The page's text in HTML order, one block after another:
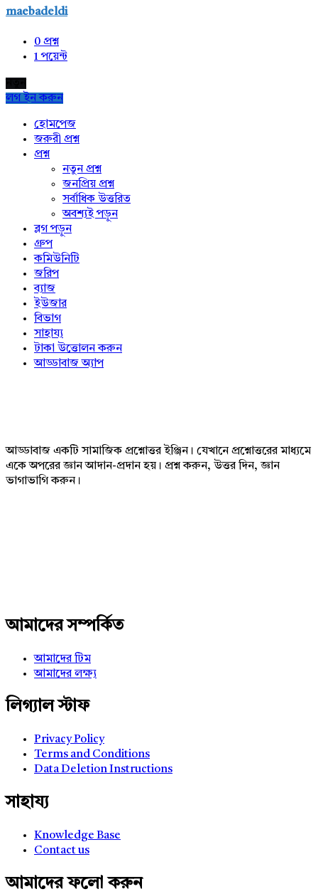
maebadeldi
0 প্রশ্ন
1পয়েন্ট
লগ ইন করুন
Exploreহোমপেজ
জরুরী প্রশ্ন
প্রশ্ন
নতুন প্রশ্ন
জনপ্রিয় প্রশ্ন
সর্বাধিক উত্তরিত
অবশ্যই পড়ুন
ব্লগ পড়ুন
গ্রুপ
কমিউনিটি
জরিপ
ব্যাজ
ইউজার
বিভাগ
সাহায্য
টাকা উত্তোলন করুন
আড্ডাবাজ অ্যাপ
আড্ডাবাজ একটি সামাজিক প্রশ্নোত্তর ইঞ্জিন। যেখানে প্রশ্নোত্তরের মাধ্যমে
একে অপরের জ্ঞান আদান-প্রদান হয়। প্রশ্ন করুন, উত্তর দিন, জ্ঞান
ভাগাভাগি করুন।
আমাদের সম্পর্কিত
আমাদের টিম
আমাদের লক্ষ্য
লিগ্যাল স্টাফ
Privacy Policy
Terms and Conditions
Data Deletion Instructions
সাহায্য
Knowledge Base
Contact us
আমাদের ফলো করুন